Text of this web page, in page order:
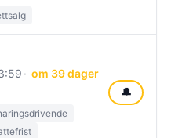
om 39 dager
🔔